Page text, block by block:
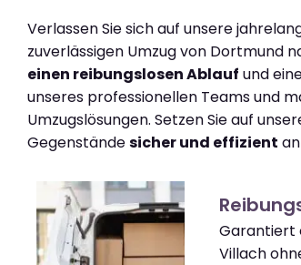
Verlassen Sie sich auf unsere
zuverlässigen Umzug von Dortmund
einen reibungslosen Ablauf und
unseres professionellen Teams und
Umzugslösungen. Setzen Sie auf
Gegenständesicher und effizient
Garantiert
Villach